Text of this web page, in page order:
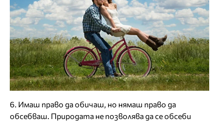
6. Имаш право да обичаш, но нямаш право да
обсебваш. Природата не позволява да се обсеби